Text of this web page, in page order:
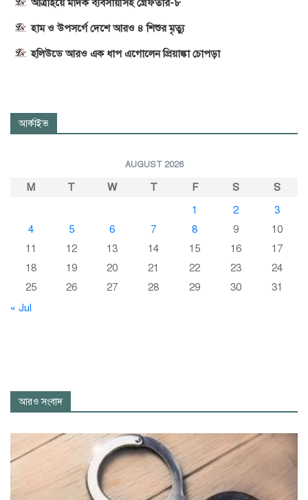
আত্রাইয়ে মাদক ব্যবসায়ীসহ গ্রেফতার-৮
হাম ও উপসর্গে দেশে আরও ৪ শিশুর মৃত্যু
হলিউডে আরও এক ধাপ এগোলেন প্রিয়াঙ্কা চোপড়া
আর্কাইভ
AUGUST 2026
M T W T F S
S
1
2
3
4
5 6 7 8 9
10
11
12 13 14 15 16
17
18
19 20 21 22 23
24
25
26 27 28 29 30
31
« Jul
আরও সংবাদ